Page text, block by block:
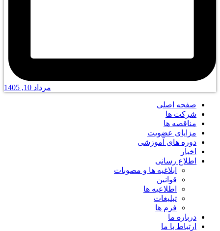
مرداد 10, 1405
صفحه اصلی
شرکت ها
مناقصه ها
مزایای عضویت
دوره های آموزشی
اخبار
اطلاع رسانی
ابلاغیه ها و مصوبات
قوانین
اطلاعیه ها
تبلیغات
فرم ها
درباره ما
ارتباط با ما